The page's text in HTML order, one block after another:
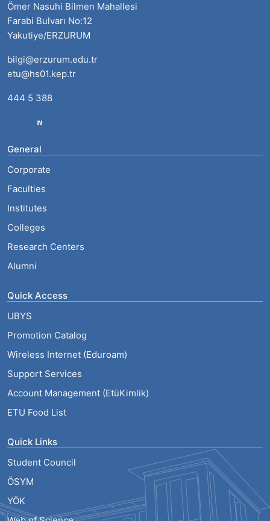
Ömer Nasuhi Bilmen Mahallesi
Farabi Bulvarı No:12
Yakutiye/ERZURUM
bilgi@erzurum.edu.tr
etu@hs01.kep.tr
444 5 388
General
Corporate
Faculties
Institutes
Colleges
Research Centers
Alumni
Quick Access
UBYS
Promotion Catalog
Wireless Internet (Eduroam)
Support Services
Account Management (EtüKimlik)
ETU Food List
Quick Links
Student Council
ÖSYM
YÖK